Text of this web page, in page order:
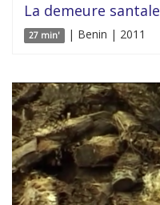
La demeure santale
27 min' | Benin | 2011